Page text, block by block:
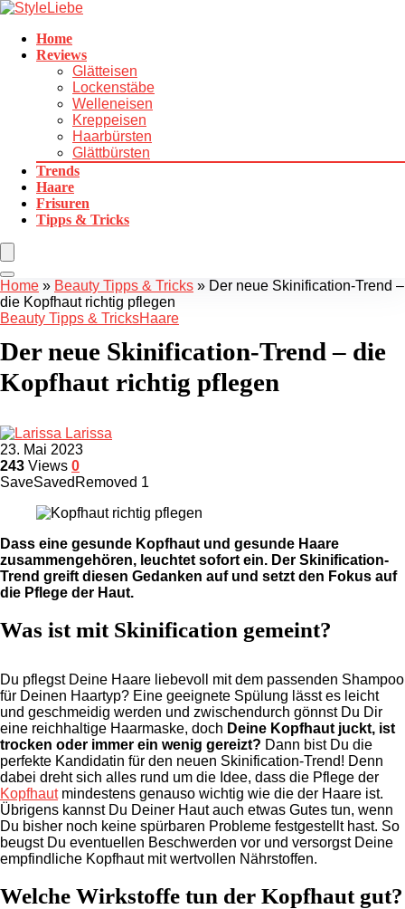
Home
Reviews
Glätteisen
Lockenstäbe
Welleneisen
Kreppeisen
Haarbürsten
Glättbürsten
Trends
Haare
Frisuren
Tipps & Tricks
Home » Beauty Tipps & Tricks » Der neue Skinification-Trend –
die Kopfhaut richtig pflegen
Beauty Tipps & TricksHaare
Der neue Skinification-Trend – die
Kopfhaut richtig pflegen
Larissa
23. Mai 2023
243 Views 0
SaveSaved Removed 1
Dass eine gesunde Kopfhaut und gesunde Haare
zusammengehören, leuchtet sofort ein. Der Skinification-
Trend greift diesen Gedanken auf und setzt den Fokus auf
die Pflege der Haut.
Was ist mit Skinification gemeint?
Du pflegst Deine Haare liebevoll mit dem passenden Shampoo
für Deinen Haartyp? Eine geeignete Spülung lässt es leicht
und geschmeidig werden und zwischendurch gönnst Du Dir
eine reichhaltige Haarmaske, doch Deine Kopfhaut juckt, ist
trocken oder immer ein wenig gereizt? Dann bist Du die
perfekte Kandidatin für den neuen Skinification-Trend! Denn
dabei dreht sich alles rund um die Idee, dass die Pflege der
Kopfhautmindestens genauso wichtig wie die der Haare ist.
Übrigens kannst Du Deiner Haut auch etwas Gutes tun, wenn
Du bisher noch keine spürbaren Probleme festgestellt hast. So
beugst Du eventuellen Beschwerden vor und versorgst Deine
empfindliche Kopfhaut mit wertvollen Nährstoffen.
Welche Wirkstoffe tun der Kopfhaut gut?